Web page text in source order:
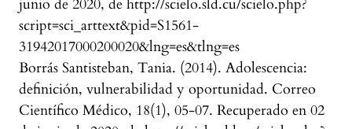
junio de 2020, de http://scielo.sld.cu/scielo.php?
script=sci_arttext&pid=S1561-
31942017000200020&lng=es&tlng=es
Borrás Santisteban, Tania. (2014). Adolescencia:
definición, vulnerabilidad y oportunidad. Correo
Científico Médico, 18(1), 05-07. Recuperado en 02